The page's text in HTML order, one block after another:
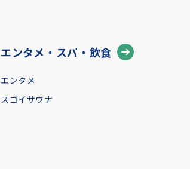
エンタメ・スパ・飲食
エンタメ
スゴイサウナ